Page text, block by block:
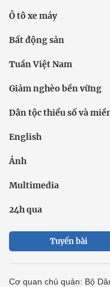
Ô tô xe máy
Bất động sản
Tuần Việt Nam
Giảm nghèo bền vững
Dân tộc thiểu số và
English
Ảnh
Multimedia
24h qua
Tuyến bài
Cơ quan chủ quản: Bộ